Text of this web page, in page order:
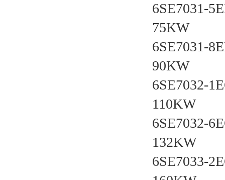
6SE7031-
75KW
6SE7031-
90KW
6SE7032-
110KW
6SE7032-
132KW
6SE7033-